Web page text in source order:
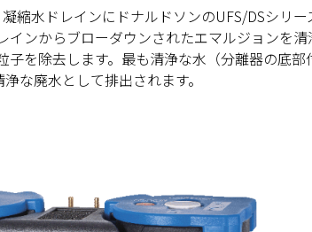
縮水ドレインにドナルドソンのUFS/DSシリ
ンからブローダウンされたエマルジョンを
を除去します。最も清浄な水（分離器の底
な廃水として排出されます。